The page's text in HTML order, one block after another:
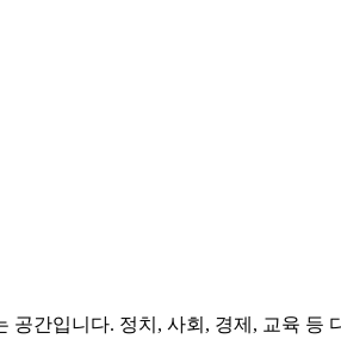
간입니다. 정치, 사회, 경제, 교육 등